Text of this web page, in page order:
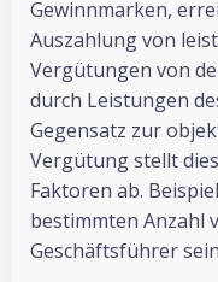
Gewinnmarken,
Auszahlung von
Vergütungen von
durch Leistungen
Gegensatz zur
Vergütung stellt
Faktoren ab.
bestimmten Anzahl
Geschäftsführer